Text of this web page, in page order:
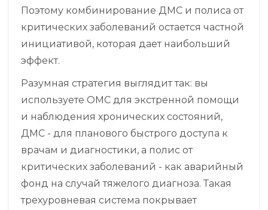
Поэтому комбинирование ДМС и полиса от
критических заболеваний остается частной
инициативой, которая дает наибольший
эффект.
Разумная стратегия выглядит так: вы
используете ОМС для экстренной помощи
и наблюдения хронических состояний,
ДМС - для планового быстрого доступа к
врачам и диагностики, а полис от
критических заболеваний - как аварийный
фонд на случай тяжелого диагноза. Такая
трехуровневая система покрывает